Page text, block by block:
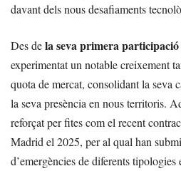
davant dels nous desafiaments
Des dela seva primera participació
experimentat un notable creixement
quota de mercat, consolidant la seva
la seva presència en nous territoris.
reforçat per fites com el recent
Madrid el 2025, per al qual han
d’emergències de diferents